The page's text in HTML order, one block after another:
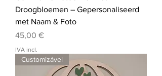
Droogbloemen – Gepersonaliseerd
met Naam & Foto
Preço
45,00 €
IVA incl.
Customizável